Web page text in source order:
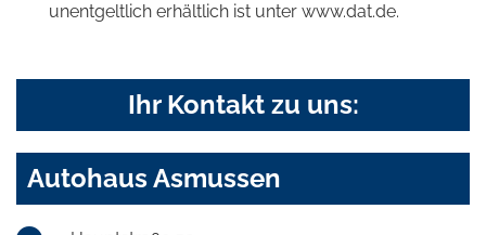
unentgeltlich erhältlich ist unter www.dat.de.
Ihr Kontakt zu uns:
Autohaus Asmussen